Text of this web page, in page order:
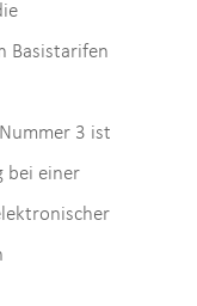
Basistarifen
3 ist
bei einer